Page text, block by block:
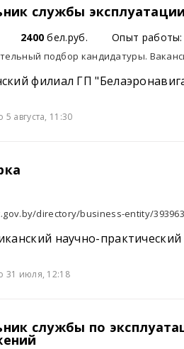
службы
2400 бел.руб. Опыт работы:
подбор кандидатуры.
филиал ГП
августа, 11:30
directory/business-entity/
научно-
31 июля, 12:18
службы по